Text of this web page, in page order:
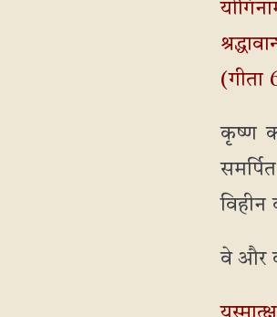
(गीता
कृष्ण
वे और